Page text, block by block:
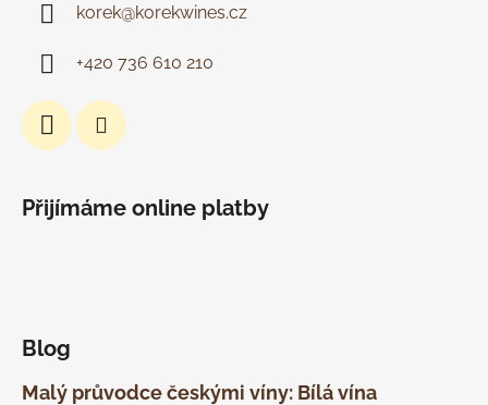
korek@korekwines.cz
+420 736 610 210
Přijímáme online platby
Blog
Malý průvodce českými víny: Bílá vína